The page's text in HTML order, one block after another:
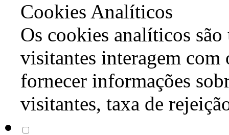
Cookies Analíticos
Os cookies analíticos são
visitantes interagem com
fornecer informações
visitantes, taxa de